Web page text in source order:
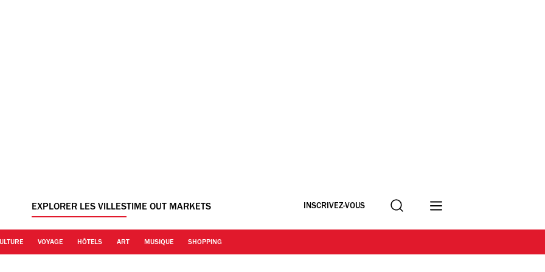
EXPLORER LES VILLESTIME OUT MARKETS INSCRIVEZ-VOUS Recherche
VOYAGE HÔTELS ART MUSIQUE SHOPPING